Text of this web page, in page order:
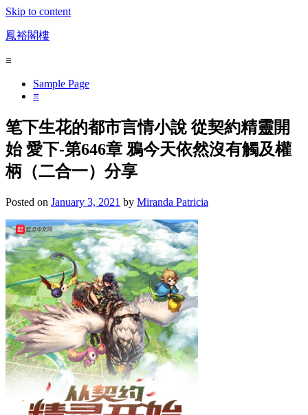
Skip to content
鳳裕閣樓
≡
Sample Page
≡
笔下生花的都市言情小說 從契約精靈開
始 愛下-第646章 鴉今天依然沒有觸及權
柄（二合一）分享
Posted on January 3, 2021 by Miranda Patricia